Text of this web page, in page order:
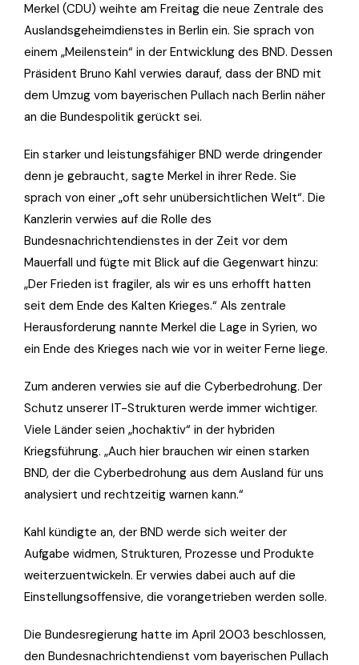
Merkel (CDU) weihte am Freitag die neue Zentrale des
Auslandsgeheimdienstes in Berlin ein. Sie sprach von
einem „Meilenstein“ in der Entwicklung des BND. Dessen
Präsident Bruno Kahl verwies darauf, dass der BND mit
dem Umzug vom bayerischen Pullach nach Berlin näher
an die Bundespolitik gerückt sei.
Ein starker und leistungsfähiger BND werde dringender
denn je gebraucht, sagte Merkel in ihrer Rede. Sie
sprach von einer „oft sehr unübersichtlichen Welt“. Die
Kanzlerin verwies auf die Rolle des
Bundesnachrichtendienstes in der Zeit vor dem
Mauerfall und fügte mit Blick auf die Gegenwart hinzu:
„Der Frieden ist fragiler, als wir es uns erhofft hatten
seit dem Ende des Kalten Krieges.“ Als zentrale
Herausforderung nannte Merkel die Lage in Syrien, wo
ein Ende des Krieges nach wie vor in weiter Ferne liege.
Zum anderen verwies sie auf die Cyberbedrohung. Der
Schutz unserer IT-Strukturen werde immer wichtiger.
Viele Länder seien „hochaktiv“ in der hybriden
Kriegsführung. „Auch hier brauchen wir einen starken
BND, der die Cyberbedrohung aus dem Ausland für uns
analysiert und rechtzeitig warnen kann.“
Kahl kündigte an, der BND werde sich weiter der
Aufgabe widmen, Strukturen, Prozesse und Produkte
weiterzuentwickeln. Er verwies dabei auch auf die
Einstellungsoffensive, die vorangetrieben werden solle.
Die Bundesregierung hatte im April 2003 beschlossen,
den Bundesnachrichtendienst vom bayerischen Pullach